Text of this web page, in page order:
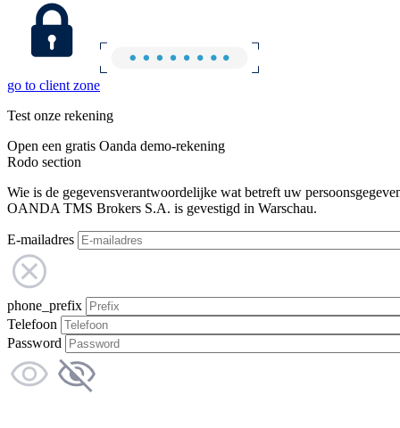
go to client zone
Test onze rekening
Open een gratis Oanda demo-rekening
Rodo section
Wie is de gegevensverantwoordelijke wat betreft uw
OANDA TMS Brokers S.A. is gevestigd in Warschau.
E-mailadres
phone_prefix
Telefoon
Password